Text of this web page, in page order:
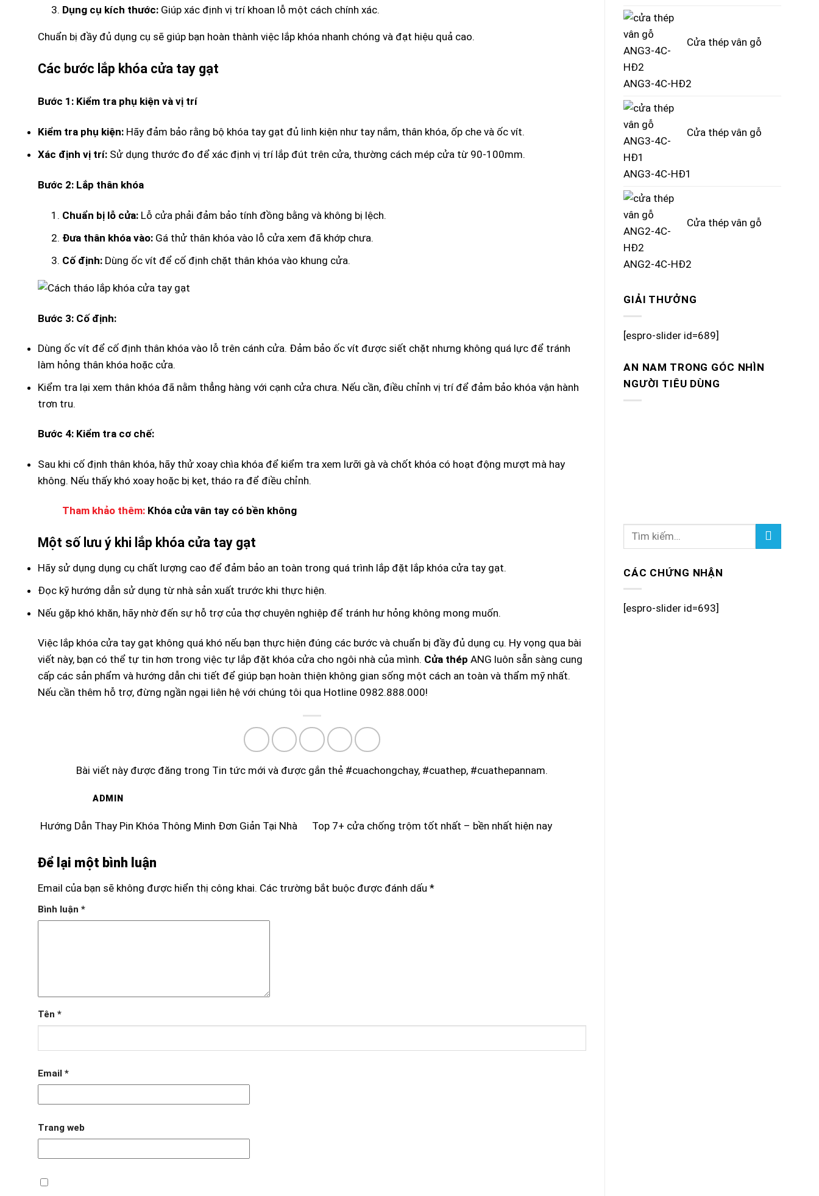
Dụng cụ kích thước: Giúp xác định vị trí khoan lỗ một cách chính xác.
Chuẩn bị đầy đủ dụng cụ sẽ giúp bạn hoàn thành việc lắp khóa nhanh chóng và đạt hiệu quả cao.
Các bước lắp khóa cửa tay gạt
Bước 1: Kiểm tra phụ kiện và vị trí
Kiểm tra phụ kiện: Hãy đảm bảo rằng bộ khóa tay gạt đủ linh kiện như tay nắm, thân khóa, ốp che và ốc vít.
Xác định vị trí: Sử dụng thước đo để xác định vị trí lắp đút trên cửa, thường cách mép cửa từ 90-100mm.
Bước 2: Lắp thân khóa
Chuẩn bị lỗ cửa: Lỗ cửa phải đảm bảo tính đồng bằng và không bị lệch.
Đưa thân khóa vào: Gá thử thân khóa vào lỗ cửa xem đã khớp chưa.
Cố định: Dùng ốc vít để cố định chặt thân khóa vào khung cửa.
Bước 3: Cố định:
Dùng ốc vít để cố định thân khóa vào lỗ trên cánh cửa. Đảm bảo ốc vít được siết chặt nhưng không quá lực để tránh
làm hỏng thân khóa hoặc cửa.
Kiểm tra lại xem thân khóa đã nằm thẳng hàng với cạnh cửa chưa. Nếu cần, điều chỉnh vị trí để đảm bảo khóa vận hành
trơn tru.
Bước 4: Kiểm tra cơ chế:
Sau khi cố định thân khóa, hãy thử xoay chìa khóa để kiểm tra xem lưỡi gà và chốt khóa có hoạt động mượt mà hay
không. Nếu thấy khó xoay hoặc bị kẹt, tháo ra để điều chỉnh.
Tham khảo thêm: Khóa cửa vân tay có bền không
Một số lưu ý khi lắp khóa cửa tay gạt
Hãy sử dụng dụng cụ chất lượng cao để đảm bảo an toàn trong quá trình lắp đặt lắp khóa cửa tay gạt.
Đọc kỹ hướng dẫn sử dụng từ nhà sản xuất trước khi thực hiện.
Nếu gặp khó khăn, hãy nhờ đến sự hỗ trợ của thợ chuyên nghiệp để tránh hư hỏng không mong muốn.
Việc lắp khóa cửa tay gạt không quá khó nếu bạn thực hiện đúng các bước và chuẩn bị đầy đủ dụng cụ. Hy vọng qua bài
viết này, bạn có thể tự tin hơn trong việc tự lắp đặt khóa cửa cho ngôi nhà của mình. Cửa thép ANG luôn sẵn sàng cung
cấp các sản phẩm và hướng dẫn chi tiết để giúp bạn hoàn thiện không gian sống một cách an toàn và thẩm mỹ nhất.
Nếu cần thêm hỗ trợ, đừng ngần ngại liên hệ với chúng tôi qua Hotline 0982.888.000!
Bài viết này được đăng trong Tin tức mới và được gắn thẻ #cuachongchay, #cuathep, #cuathepannam.
ADMIN
Hướng Dẫn Thay Pin Khóa Thông Minh Đơn Giản Tại Nhà Top 7+ cửa chống trộm tốt nhất – bền nhất hiện nay
Để lại một bình luận
Email của bạn sẽ không được hiển thị công khai. Các trường bắt buộc được đánh dấu *
Bình luận *
Tên *
Email *
Trang web
Cửa thép vân gỗ
ANG3-4C-HĐ2
Cửa thép vân gỗ
ANG3-4C-HĐ1
Cửa thép vân gỗ
ANG2-4C-HĐ2
GIẢI THƯỞNG
[espro-slider id=689]
AN NAM TRONG GÓC NHÌN
NGƯỜI TIÊU DÙNG
CÁC CHỨNG NHẬN
[espro-slider id=693]